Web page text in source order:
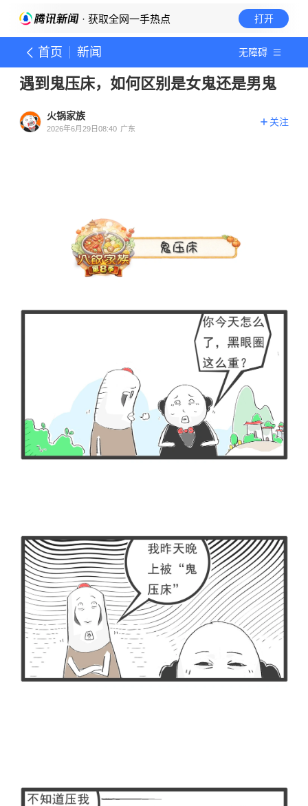
· 获取全网一手热点 打开
首页 新闻 无障碍
遇到鬼压床，如何区别是女鬼还是男鬼
火锅家族
2026年6月29日08:40 广东
关注